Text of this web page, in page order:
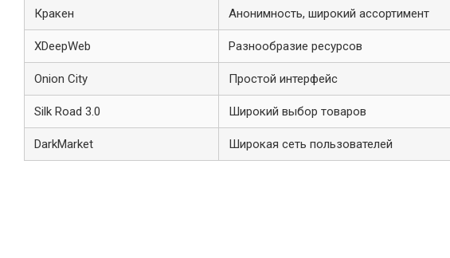
Кракен Анонимность, широкий ассортимент
ХDeepWeb Разнообразие ресурсов
Onion City Простой интерфейс
Silk Road 3.0 Широкий выбор товаров
DarkMarket Широкая сеть пользователей